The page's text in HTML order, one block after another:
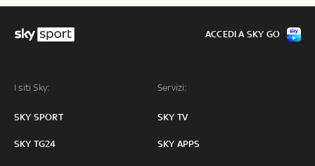
I siti Sky:
SKY SPORT
SKY TG24
Servizi:
SKY TV
SKY APPS
ACCEDI A SKY GO